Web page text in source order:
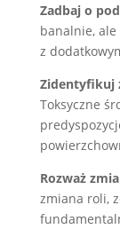
Zadbaj o
banalnie,
z
Zidentyfikuj
Toksyczne
Rozważ
zmiana roli,